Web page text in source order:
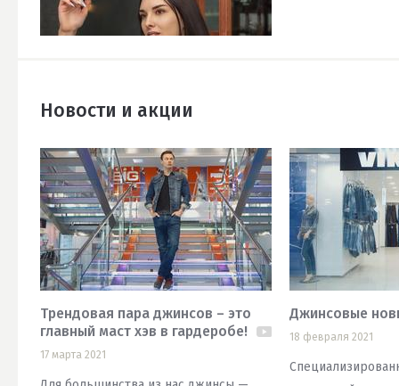
Новости и акции
Трендовая пара джинсов – это
главный маст хэв в гардеробе!
17 марта 2021
Джинсовые
18 февраля 2021